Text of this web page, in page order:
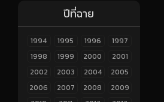
ปีที่ฉาย
1994 1995 1996
1997
1998
1999 2000
2001
2002
2003 2004
2005
2006
2007 2008
2009